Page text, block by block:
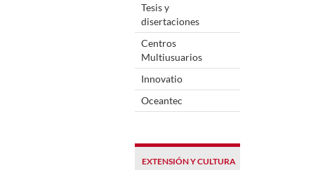
Tesis y
disertaciones
Centros
Multiusuarios
Innovatio
Oceantec
EXTENSIÓN Y CULTURA